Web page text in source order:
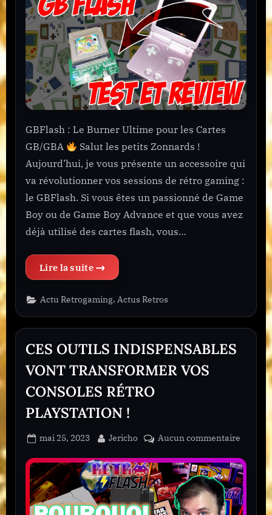
Le
Burner
Ultime
pour
les
Cartes
GB/GBA
GBFlash : Le Burner Ultime pour les Cartes
GB/GBA
Salut les petits Zonnards !
Aujourd’hui, je vous présente un accessoire qui
va révolutionner vos sessions de rétro gaming :
le GBFlash. Si vous êtes un passionné de Game
Boy ou de Game Boy Advance et que vous avez
déjà utilisé des cartes flash, vous…
Actu Retrogaming, Actus Retros
CES OUTILS INDISPENSABLES
VONT TRANSFORMER VOS
CONSOLES RÉTRO
PLAYSTATION !
Posted
mai 25, 2023 By
Jericho Aucun commentairesur
OUTILS
VONT